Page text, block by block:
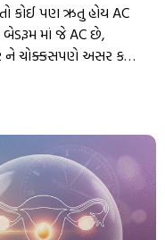
કોઈ પણ ઋતુ હોય AC
બેડરૂમ માં જે AC છે,
ને ચોક્કસપણે અસર કરી
અસર કરે છે કે નહીં?
તે સર્વાઇકલ મ્યુકસના
શકે છે